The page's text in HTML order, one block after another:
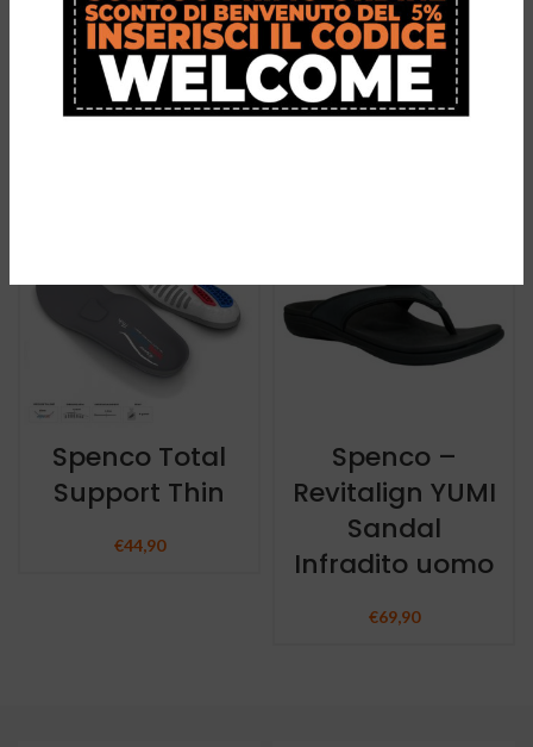
€29,95
Ideale per
Calciatori e
Sportivi
Spenco Total
Support Thin
€44,90
Spenco –
Revitalign YUMI
Sandal
Infradito uomo
€69,90